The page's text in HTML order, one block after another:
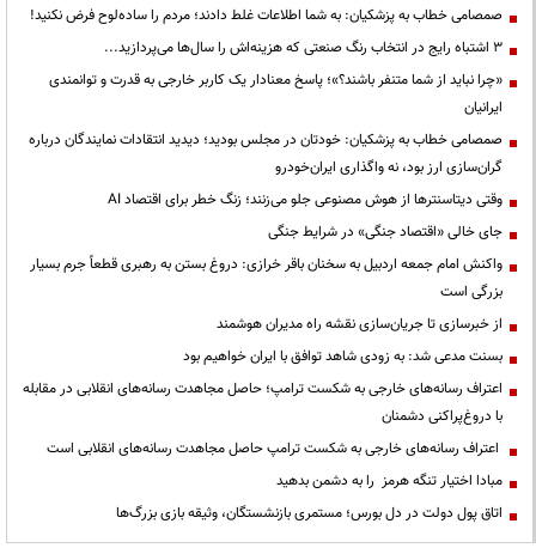
صمصامی خطاب به پزشکیان: به شما اطلاعات غلط دادند؛ مردم را ساده‌لوح فرض نکنید!
3 اشتباه رایج در انتخاب رنگ صنعتی که هزینه‌اش را سال‌ها می‌پردازید...
«چرا نباید از شما متنفر باشند؟»؛ پاسخ معنادار یک کاربر خارجی به قدرت و توانمندی
ایرانیان
صمصامی خطاب به پزشکیان: خودتان در مجلس بودید؛ دیدید انتقادات نمایندگان درباره
گران‌سازی ارز بود، نه واگذاری ایران‌خودرو
وقتی دیتاسنترها از هوش مصنوعی جلو می‌زنند؛ زنگ خطر برای اقتصاد AI
جای خالی «اقتصاد جنگی» در شرایط جنگی
واکنش امام جمعه اردبیل به سخنان باقر خرازی: دروغ بستن به رهبری قطعاً جرم بسیار
بزرگی است
از خبرسازی تا جریان‌سازی نقشه راه مدیران هوشمند
بسنت مدعی شد: به زودی شاهد توافق با ایران خواهیم بود
اعتراف رسانه‌های خارجی به شکست ترامپ؛ حاصل مجاهدت رسانه‌های انقلابی در مقابله
با دروغ‌پراکنی دشمنان
اعتراف رسانه‌های خارجی به شکست ترامپ حاصل مجاهدت رسانه‌های انقلابی است
مبادا اختیار تنگه هرمز را به دشمن بدهید
اتاق پول دولت در دل بورس؛ مستمری بازنشستگان، وثیقه بازی بزرگ‌ها